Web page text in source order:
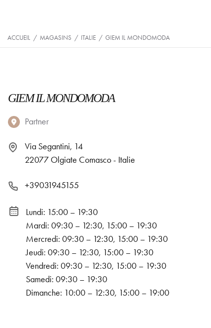
ACCUEIL / MAGASINS / ITALIE / GIEM IL MONDOMODA
GIEM IL MONDOMODA
Partner
Via Segantini, 14
22077 Olgiate Comasco - Italie
+39031945155
Lundi: 15:00 – 19:30
Mardi: 09:30 – 12:30, 15:00 – 19:30
Mercredi: 09:30 – 12:30, 15:00 – 19:30
Jeudi: 09:30 – 12:30, 15:00 – 19:30
Vendredi: 09:30 – 12:30, 15:00 – 19:30
Samedi: 09:30 – 19:30
Dimanche: 10:00 – 12:30, 15:00 – 19:00